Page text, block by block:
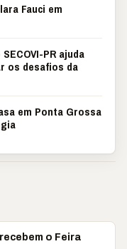
Fauci em
PR ajuda
os desafios da
em Ponta Grossa
o Feira